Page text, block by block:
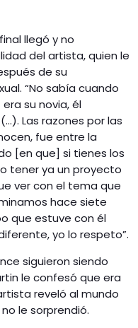
llegó y no
del artista, quien le
de su
“No sabía cuando
su novia, él
Las razones por las
fue entre la
[en que] si tienes los
tener ya un proyecto
ver con el tema que
hace siete
que estuve con él
yo lo respeto”.
siguieron siendo
le confesó que era
reveló al mundo
le sorprendió.